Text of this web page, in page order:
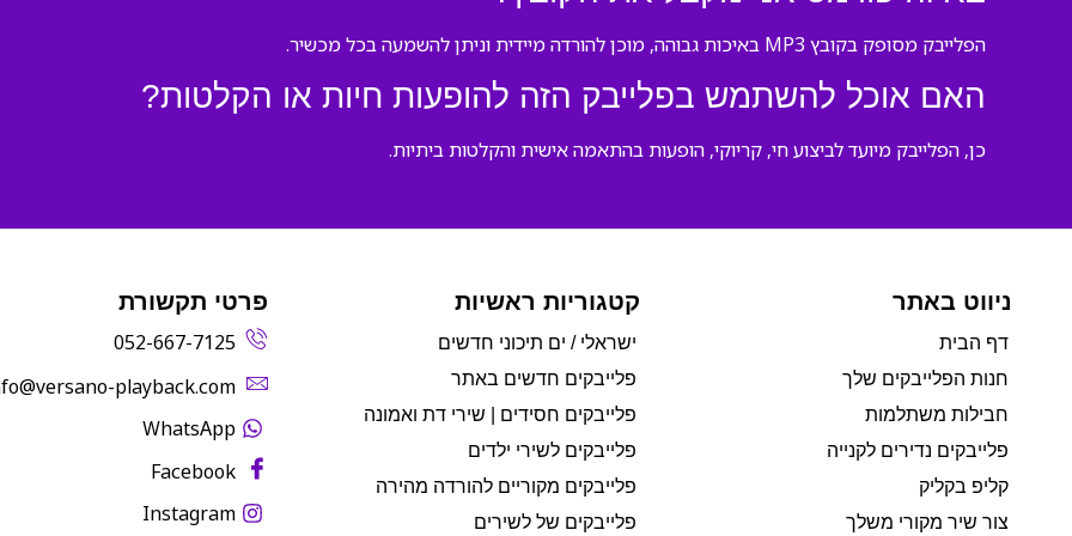
הפלייבק מסופק בקובץ MP3 באיכות גבוהה, מוכן להורדה מיידית וניתן להשמעה בכל מכשיר.
האם אוכל להשתמש בפלייבק הזה להופעות חיות או הקלטות?
כן, הפלייבק מיועד לביצוע חי, קריוקי, הופעות בהתאמה אישית והקלטות ביתיות.
ניווט באתר
דף הבית
חנות הפלייבקים שלך
חבילות משתלמות
פלייבקים נדירים לקנייה
קליפ בקליק
צור שיר מקורי משלך
קטגוריות ראשיות
ישראלי / ים תיכוני חדשים
פלייבקים חדשים באתר
פלייבקים חסידים | שירי דת ואמונה
פלייבקים לשירי ילדים
פלייבקים מקוריים להורדה מהירה
פלייבקים של לשירים
פרטי תקשורת
052-667-7125
playback.com‬
WhatsApp
Facebook
Instagram